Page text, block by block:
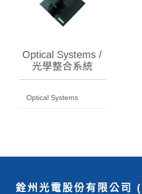
Optical Systems /
光學整合系統
Optical Systems
銓州光電股份有限公司